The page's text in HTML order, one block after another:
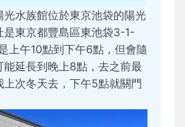
光水族館位於東京池袋的陽光
是東京都豐島區東池袋3-1-
上午10點到下午6點，但會隨
延長到晚上8點，去之前最
次冬天去，下午5點就關門